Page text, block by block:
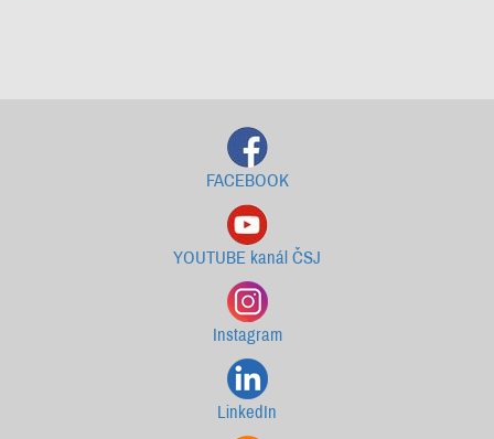
FACEBOOK
YOUTUBE kanál ČSJ
Instagram
LinkedIn